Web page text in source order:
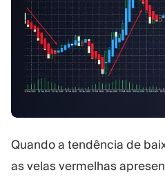
Quando a tendência de
as velas vermelhas